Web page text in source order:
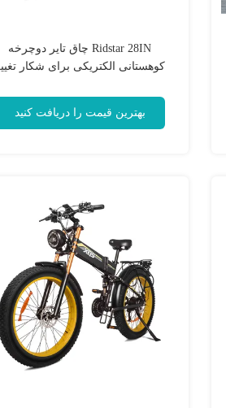
Ridstar 28IN چاق تایر دوچرخه
کوهستانی الکتریکی برای شکار
بهترین قیمت را دریافت کنید